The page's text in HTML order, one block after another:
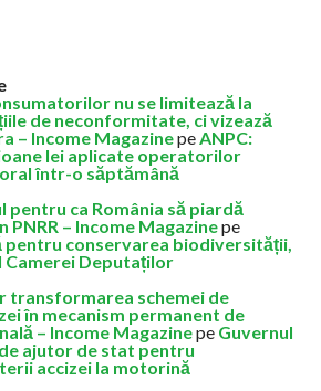
nu se limitează la
de neconformitate, ci vizează
– Income MagazinepeANPC:
lei aplicate operatorilor
într-o săptămână
pentru ca România să piardă
PNRR – Income Magazinepe
pentru conservarea biodiversității,
Deputaților
transformarea schemei de
în mecanism permanent de
– Income Magazinepe Guvernul
ajutor de stat pentru
accizei la motorină